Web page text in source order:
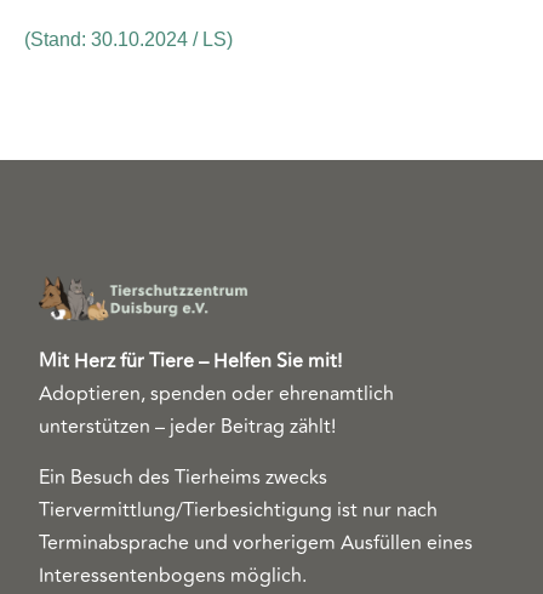
(Stand: 30.10.2024 / LS)
Mit Herz für Tiere – Helfen Sie mit!
Adoptieren, spenden oder ehrenamtlich
unterstützen – jeder Beitrag zählt!
Ein Besuch des Tierheims zwecks
Tiervermittlung/Tierbesichtigung ist nur nach
Terminabsprache und vorherigem Ausfüllen eines
Interessentenbogens möglich.